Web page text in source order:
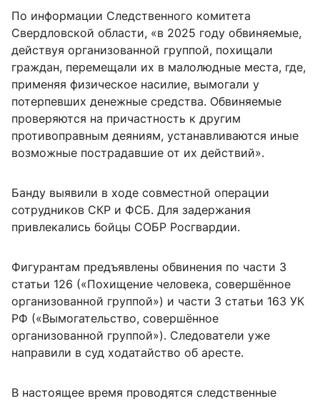
По информации Следственного комитета
Свердловской области, «в 2025 году обвиняемые,
действуя организованной группой, похищали
граждан, перемещали их в малолюдные места, где,
применяя физическое насилие, вымогали у
потерпевших денежные средства. Обвиняемые
проверяются на причастность к другим
противоправным деяниям, устанавливаются иные
возможные пострадавшие от их действий».
Банду выявили в ходе совместной операции
сотрудников СКР и ФСБ. Для задержания
привлекались бойцы СОБР Росгвардии.
Фигурантам предъявлены обвинения по части 3
статьи 126 («Похищение человека, совершённое
организованной группой») и части 3 статьи 163 УК
РФ («Вымогательство, совершённое
организованной группой»). Следователи уже
направили в суд ходатайство об аресте.
В настоящее время проводятся следственные